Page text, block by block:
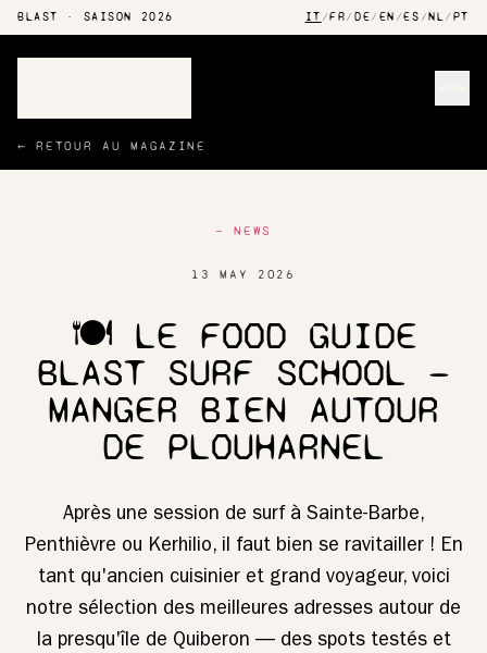
BLAST · SAISON 2026 IT /FR/ DE/ EN /ES /NL/ PT
← RETOUR AU MAGAZINE
— NEWS
13 MAY 2026
🍽️ LE FOOD GUIDE
BLAST SURF SCHOOL —
MANGER BIEN AUTOUR
DE PLOUHARNEL
Après une session de surf à Sainte-Barbe,
Penthièvre ou Kerhilio, il faut bien se ravitailler ! En
tant qu'ancien cuisinier et grand voyageur, voici
notre sélection des meilleures adresses autour de
la presqu'île de Quiberon — des spots testés et